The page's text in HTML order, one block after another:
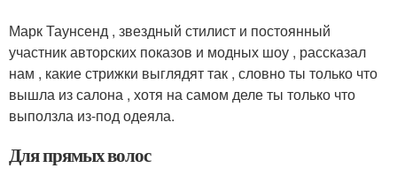
Марк Таунсенд , звездный стилист и постоянный
участник авторских показов и модных шоу , рассказал
нам , какие стрижки выглядят так , словно ты только что
вышла из салона , хотя на самом деле ты только что
выползла из-под одеяла.
Для прямых волос